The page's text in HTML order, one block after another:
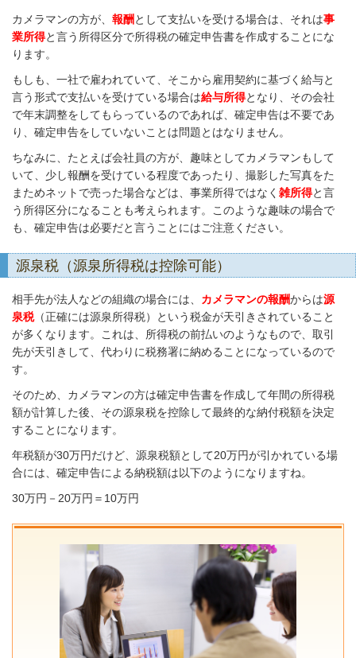
カメラマンの方が、 報酬として支払いを受ける場合は、それは事
業所得と言う所得区分で所得税の確定申告書を作成することにな
ります。
もしも、一社で雇われていて、そこから雇用契約に基づく給与と
言う形式で支払いを受けている場合は給与所得となり、その会社
で年末調整をしてもらっているのであれば、確定申告は不要であ
り、確定申告をしていないことは問題とはなりません。
ちなみに、たとえば会社員の方が、趣味としてカメラマンもして
いて、少し報酬を受けている程度であったり、撮影した写真をた
まためネットで売った場合などは、事業所得ではなく 雑所得と言
う所得区分になることも考えられます。このような趣味の場合で
も、確定申告は必要だと言うことにはご注意ください。
源泉税（源泉所得税は控除可能）
相手先が法人などの組織の場合には、 カメラマンの報酬からは源
泉税（正確には源泉所得税）という税金が天引きされていること
が多くなります。これは、所得税の前払いのようなもので、取引
先が天引きして、代わりに税務署に納めることになっているので
す。
そのため、カメラマンの方は確定申告書を作成して年間の所得税
額が計算した後、その源泉税を控除して最終的な納付税額を決定
することになります。
年税額が30万円だけど、源泉税額として20万円が引かれている場
合には、確定申告による納税額は以下のようになりますね。
30万円－20万円＝10万円